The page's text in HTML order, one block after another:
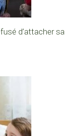
d’attacher sa